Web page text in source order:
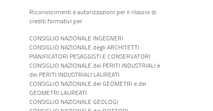
Riconoscimenti e autorizzazioni per il rilascio di
crediti formativi per:
CONSIGLIO NAZIONALE INGEGNERI
CONSIGLIO NAZIONALE degli ARCHITETTI
PIANIFICATORI PESAGGISTI E CONSERVATORI
CONSIGLIO NAZIONALE dei PERITI INDUSTRIALI e
dei PERITI INDUSTRIALI LAUREATI
CONSIGLIO NAZIONALE dei GEOMETRI e dei
GEOMETRI LAUREATI
CONSIGLIO NAZIONALE GEOLOGI